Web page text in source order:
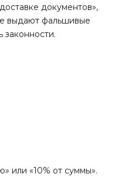
документов»,
выдают фальшивые
или «10% от суммы».